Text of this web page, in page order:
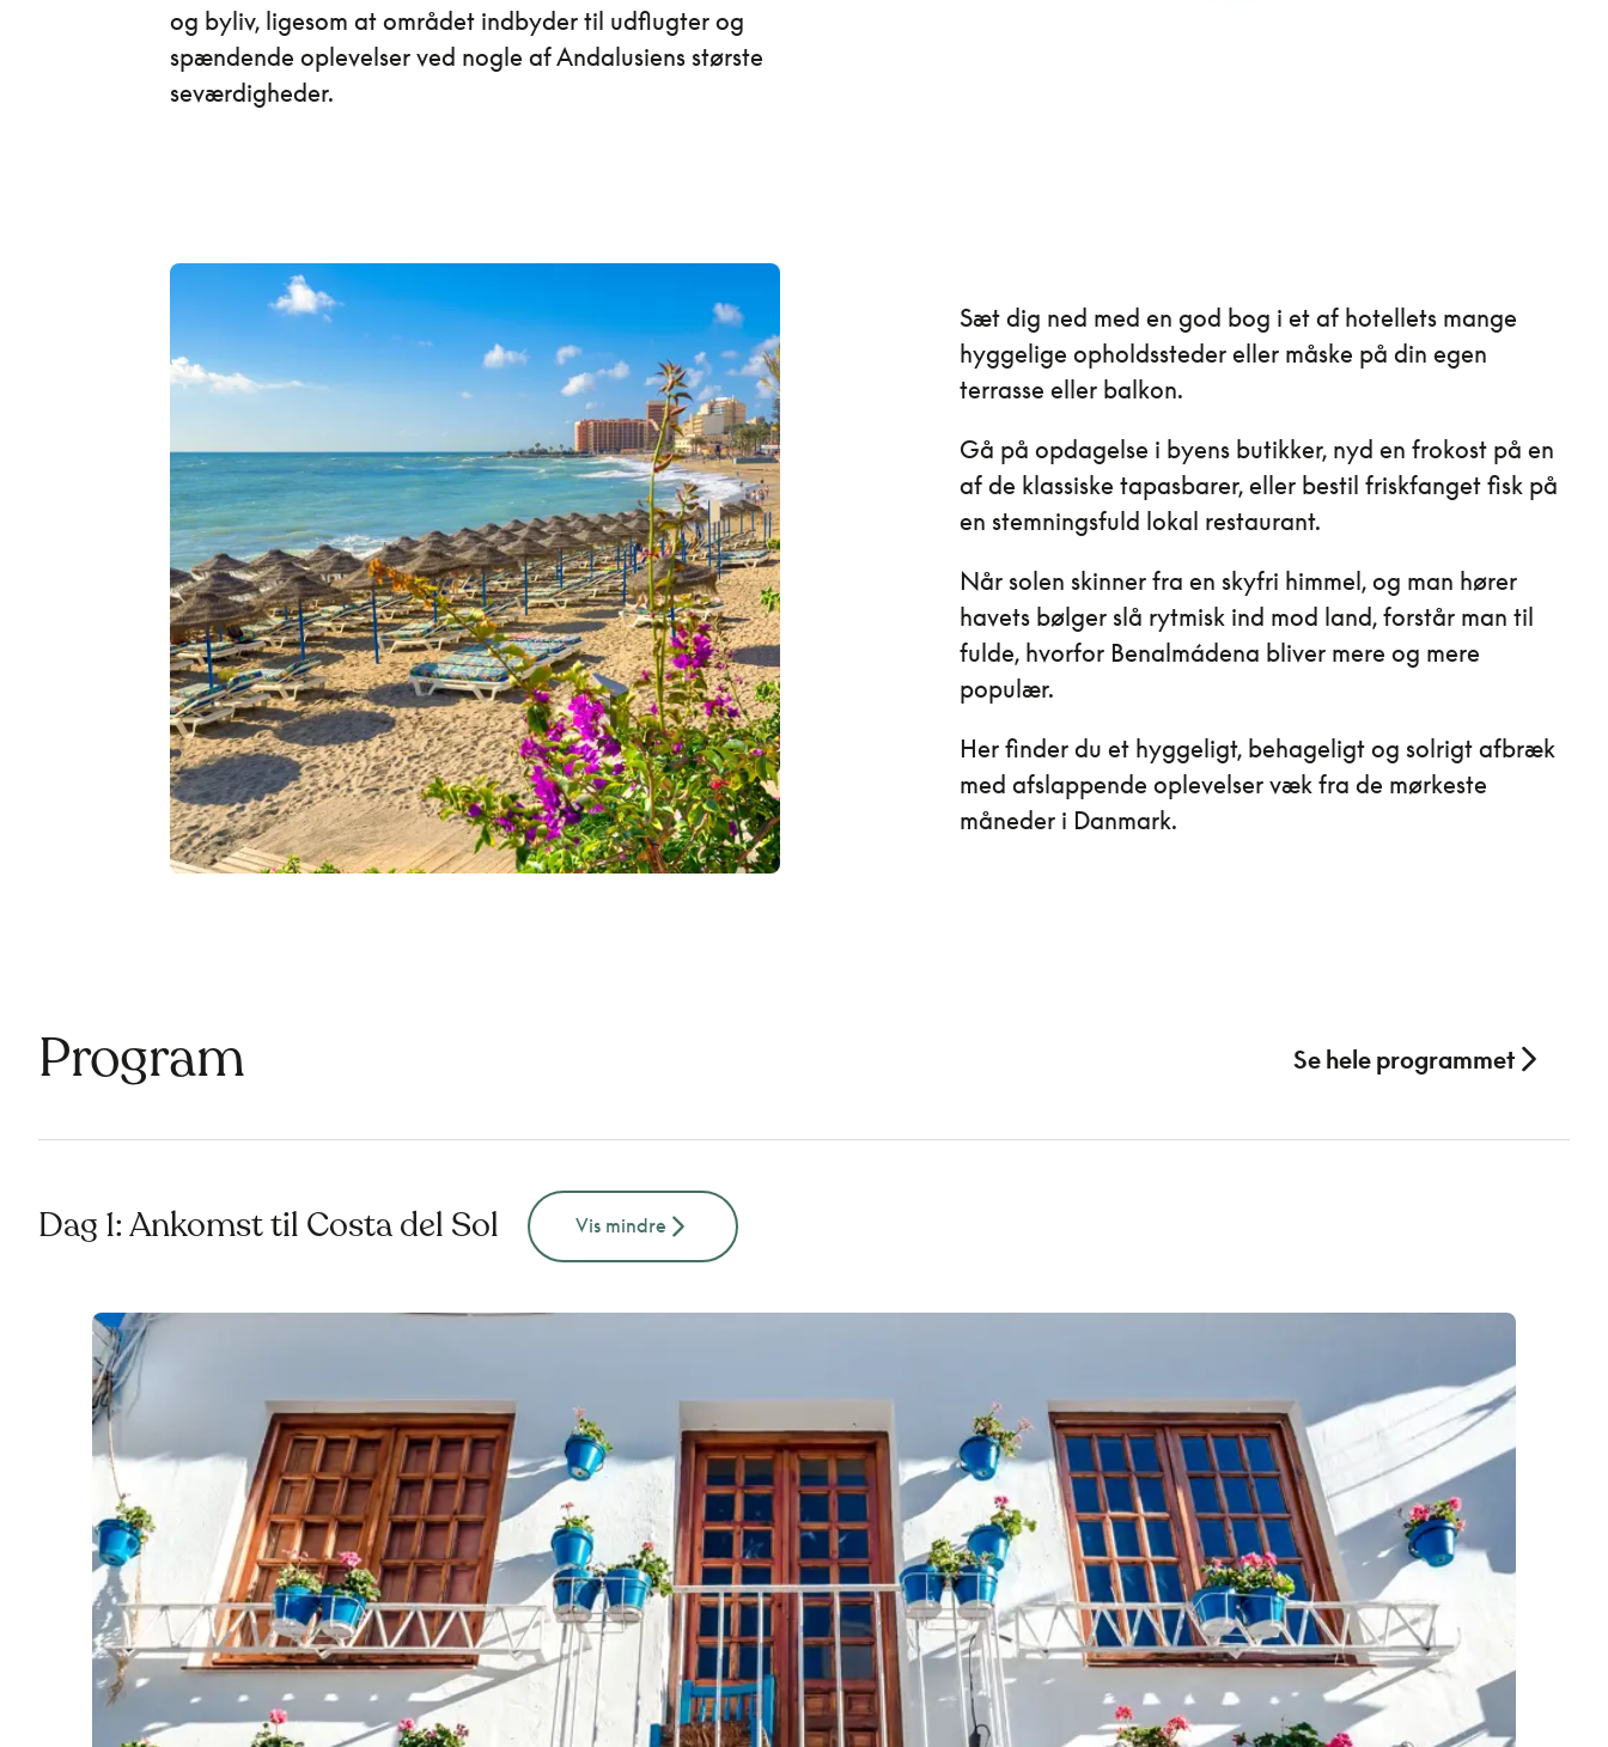
og byliv, ligesom at området indbyder til udflugter og
spændende oplevelser ved nogle af Andalusiens største
seværdigheder.
Sæt dig ned med en god bog i et af hotellets mange
hyggelige opholdssteder eller måske på din egen
terrasse eller balkon.
Gå på opdagelse i byens butikker, nyd en frokost på en
af de klassiske tapasbarer, eller bestil friskfanget fisk på
en stemningsfuld lokal restaurant.
Når solen skinner fra en skyfri himmel, og man hører
havets bølger slå rytmisk ind mod land, forstår man til
fulde, hvorfor Benalmádena bliver mere og mere
populær.
Her finder du et hyggeligt, behageligt og solrigt afbræk
med afslappende oplevelser væk fra de mørkeste
måneder i Danmark.
Program Se hele programmet
Dag 1: Ankomst til Costa del Sol Vis mindre